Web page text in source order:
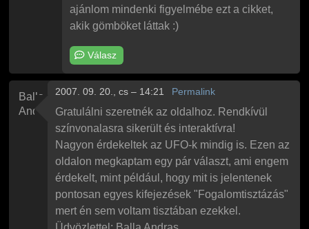
ajánlom mindenki figyelmébe ezt a cikket,
akik gömböket láttak :)
Válasz
Balla
Andras
2007. 09. 20., cs – 14:21 Permalink
Gratulálni szeretnék az oldalhoz. Rendkívül
színvonalasra sikerült és interaktívra!
Nagyon érdekeltek az UFO-k mindig is. Ezen az
oldalon megkaptam egy pár választ, ami engem
érdekelt, mint például, hogy mit is jelentenek
pontosan egyes kifejezések "Fogalomtisztázás"
mert én sem voltam tisztában ezekkel.